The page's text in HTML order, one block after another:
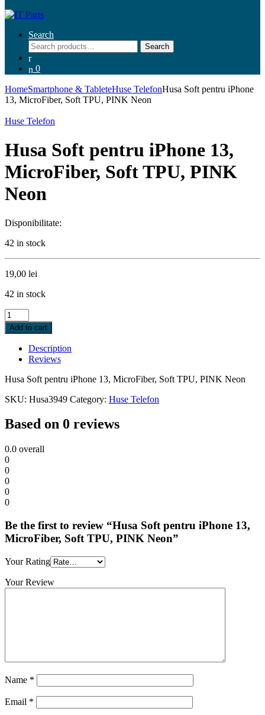
Search
Search
for:
Search
0
HomeSmartphone & TableteHuse TelefonHusa Soft pentru iPhone
13, MicroFiber, Soft TPU, PINK Neon
Huse Telefon
Husa Soft pentru iPhone 13,
MicroFiber, Soft TPU, PINK
Neon
Disponibilitate:
42 in stock
19,00 lei
42 in stock
Husa
Soft
pentru
iPhone
MicroFiber,
Soft
PINK
quantity
Add to cart
Description
Reviews
Husa Soft pentru iPhone 13, MicroFiber, Soft TPU, PINK Neon
SKU: Husa3949 Category: Huse Telefon
Based on 0 reviews
0.0 overall
0
0
0
0
0
Be the first to review “Husa Soft pentru iPhone 13,
MicroFiber, Soft TPU, PINK Neon”
Your Rating
Your Review
Name *
Email *